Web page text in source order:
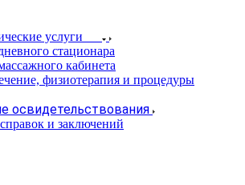
услуги
стационара
кабинета
физиотерапия и процедуры
освидетельствования
и заключений